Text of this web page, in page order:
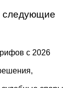
следующие
с 2026